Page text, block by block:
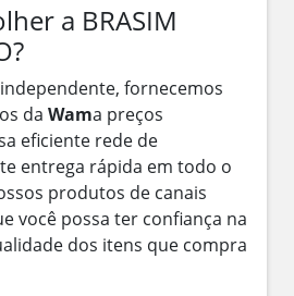
a BRASIM
fornecemos
da Wama preços
eficiente rede de
entrega rápida em todo o
produtos de canais
você possa ter confiança na
dos itens que compra